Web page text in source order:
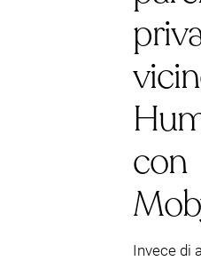
con
Invece di